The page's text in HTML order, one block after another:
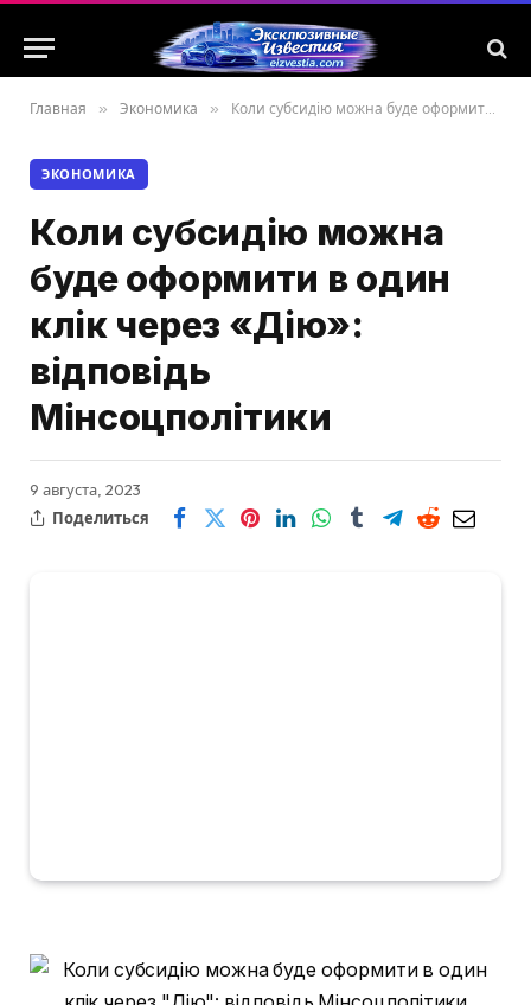
Главная » Экономика » Коли субсидію можна буде оформити в один клік через «Дію»: відповідь Мінсоцполітики
ЭКОНОМИКА
Коли субсидію можна
буде оформити в один
клік через «Дію»:
відповідь
Мінсоцполітики
9 августа, 2023
Поделиться